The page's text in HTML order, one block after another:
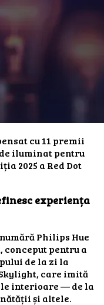
cu 11 premii
iluminat pentru
2025 a Red Dot
experiența
Philips Hue
conceput pentru a
de la zi la
care imită
interioare — de la
și altele.